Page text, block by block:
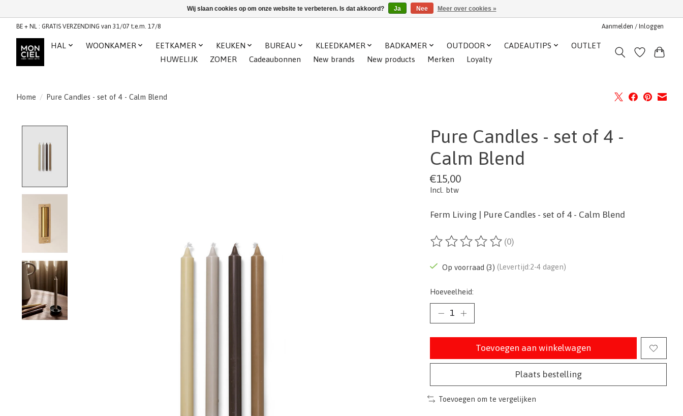
BE + NL : GRATIS VERZENDING van 31/07 t;e.m. 17/8 Aanmelden / Inloggen
HAL WOONKAMER EETKAMER KEUKEN BUREAU KLEEDKAMER BADKAMER OUTDOOR CADEAUTIPS
OUTLET
HUWELIJK
ZOMER Cadeaubonnen New brands New products Merken Loyalty
Home / Pure Candles - set of 4 - Calm Blend
Pure Candles - set of 4 -
Calm Blend
€15,00
Incl. btw
Ferm Living | Pure Candles - set of 4 - Calm Blend
De beoordeling van dit product is
(0)
Op voorraad (3) (Levertijd:2-4 dagen)
Hoeveelheid:
Toevoegen aan winkelwagen
Plaats bestelling
Toevoegen om te vergelijken
Wij slaan cookies op om onze website te verbeteren. Is dat akkoord? Ja Nee Meer over cookies »